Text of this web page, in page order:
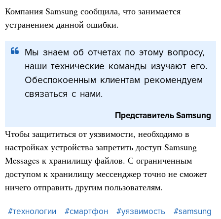
Компания Samsung сообщила, что занимается
устранением данной ошибки.
Мы знаем об отчетах по этому вопросу,
наши технические команды изучают его.
Обеспокоенным клиентам рекомендуем
связаться с нами.
Представитель Samsung
Чтобы защититься от уязвимости, необходимо в
настройках устройства запретить доступ Samsung
Messages к хранилищу файлов. С ограниченным
доступом к хранилищу мессенджер точно не сможет
ничего отправить другим пользователям.
#технологии #смартфон #уязвимость #samsung